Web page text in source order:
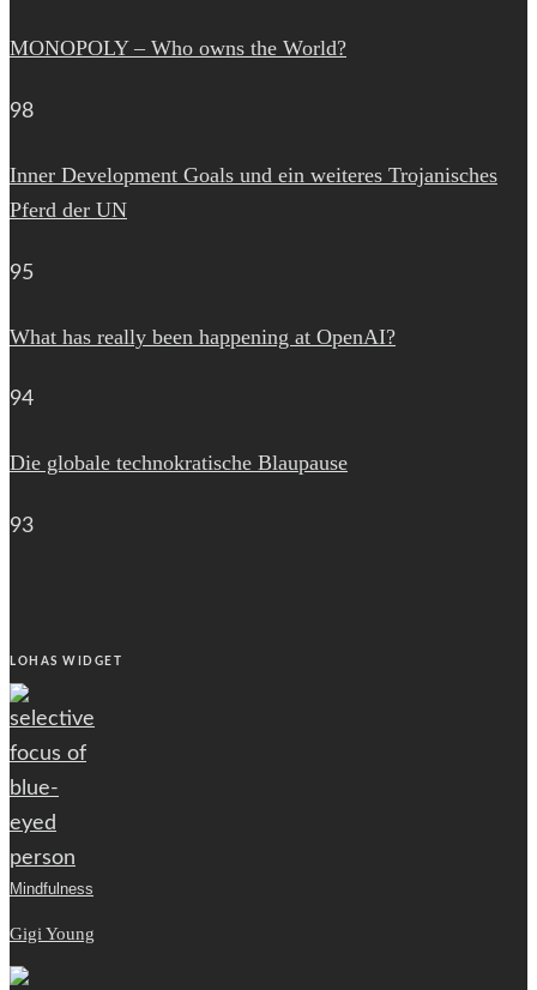
MONOPOLY – Who owns the World?
98
Inner Development Goals und ein weiteres Trojanisches
Pferd der UN
95
What has really been happening at OpenAI?
94
Die globale technokratische Blaupause
93
LOHAS WIDGET
Mindfulness
Gigi Young